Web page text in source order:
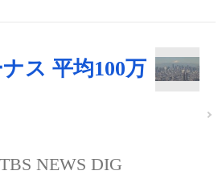
ス 平均100万
TBS NEWS DIG